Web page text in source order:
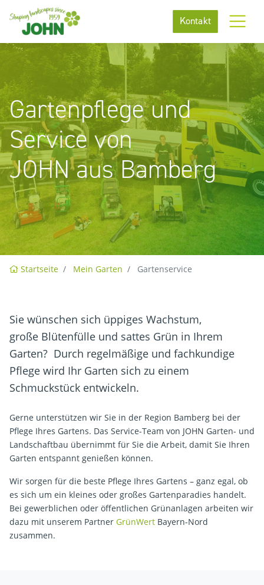
Kontakt
Gartenpflege und
Service von
JOHN aus Bamberg
Startseite Mein Garten Gartenservice
Sie wünschen sich üppiges Wachstum,
große Blütenfülle und sattes Grün in Ihrem
Garten? Durch regelmäßige und fachkundige
Pflege wird Ihr Garten sich zu einem
Schmuckstück entwickeln.
Gerne unterstützen wir Sie in der Region Bamberg bei der
Pflege Ihres Gartens. Das Service-Team von JOHN Garten- und
Landschaftbau übernimmt für Sie die Arbeit, damit Sie Ihren
Garten entspannt genießen können.
Wir sorgen für die beste Pflege Ihres Gartens – ganz egal, ob
es sich um ein kleines oder großes Gartenparadies handelt.
Bei gewerblichen oder öffentlichen Grünanlagen arbeiten wir
dazu mit unserem Partner GrünWert Bayern-Nord
zusammen.